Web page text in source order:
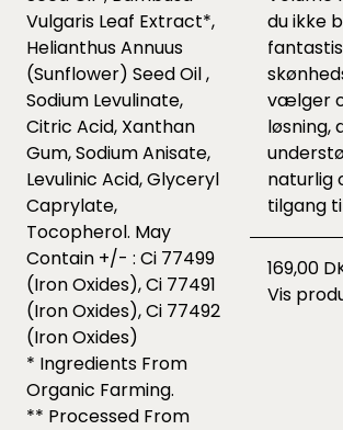
Vulgaris Leaf Extract*,
Helianthus Annuus
(Sunflower) Seed Oil ,
Sodium Levulinate,
Citric Acid, Xanthan
Gum, Sodium Anisate,
Levulinic Acid, Glyceryl
Caprylate,
Tocopherol. May
Contain +/- : Ci 77499
(Iron Oxides), Ci 77491
(Iron Oxides), Ci 77492
(Iron Oxides)
* Ingredients From
Organic Farming.
** Processed From
du ikke
vælger
løsning,
naturlig
tilgang
169,00
Vis